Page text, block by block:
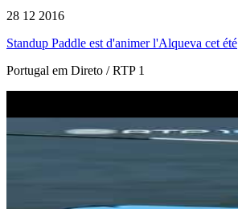
28 12 2016
Standup Paddle est d'animer l'Alqueva cet été
Portugal em Direto / RTP 1